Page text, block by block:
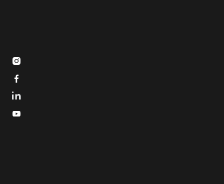


